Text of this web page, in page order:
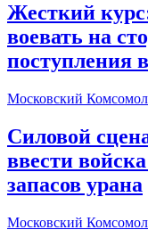
Жесткий
воевать на
поступления
Московский
Силовой
ввести
запасов урана
Московский